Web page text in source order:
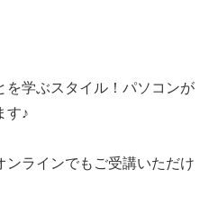
を学ぶスタイル！パソコンが
す♪
ンラインでもご受講いただけ